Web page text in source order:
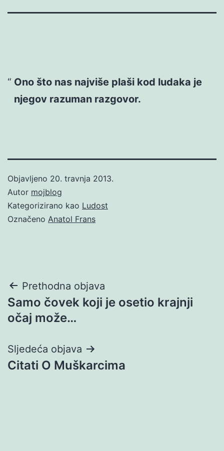
Ono što nas najviše plaši kod ludaka je
njegov razuman razgovor.
Objavljeno 20. travnja 2013.
Autor mojblog
Kategorizirano kao Ludost
Označeno Anatol Frans
Navigacija
objava
Prethodna objava
Samo čovek koji je osetio krajnji
očaj može…
Sljedeća objava
Citati O Muškarcima